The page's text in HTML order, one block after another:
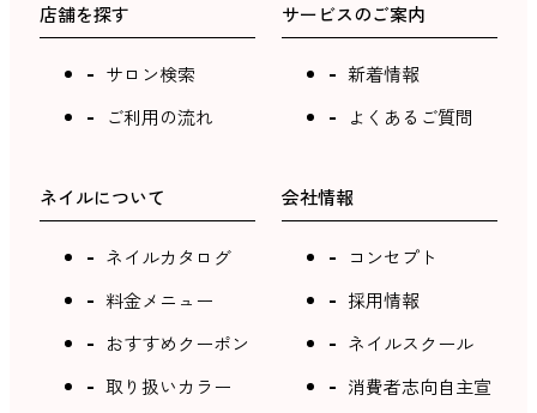
店舗を探す
サロン検索
ご利用の流れ
サービスのご案内
新着情報
よくあるご質問
ネイルについて
ネイルカタログ
料金メニュー
おすすめクーポン
取り扱いカラー
会社情報
コンセプト
採用情報
ネイルスクール
消費者志向自主宣